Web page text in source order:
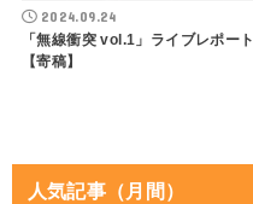
2024.09.24
「無線衝突 vol.1」ライブレポート
【寄稿】
人気記事（月間）